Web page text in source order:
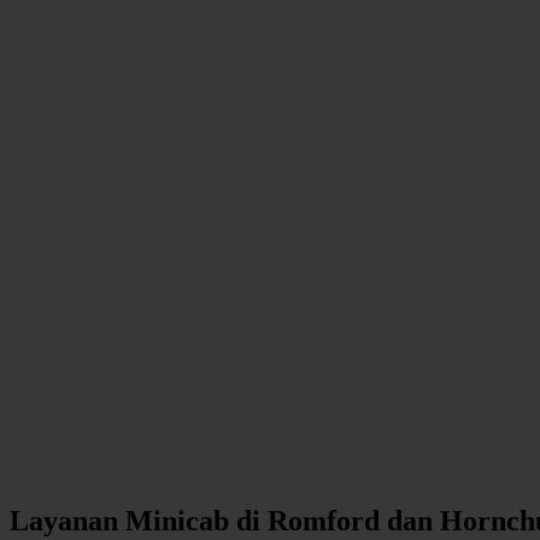
Layanan Minicab di Romford dan